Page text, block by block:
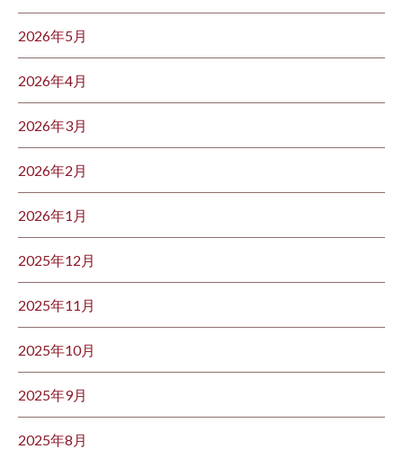
2026年5月
2026年4月
2026年3月
2026年2月
2026年1月
2025年12月
2025年11月
2025年10月
2025年9月
2025年8月